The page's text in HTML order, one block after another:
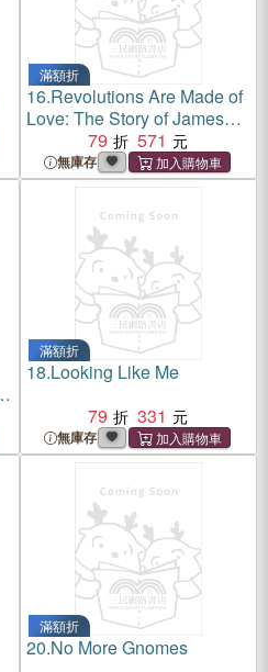
滿額折
16.Revolutions Are Made of
Love: The Story of James
Boggs and Grace Lee
Boggs
79 571
無庫存
滿額折
18.Looking Like Me
79
331
無庫存
滿額折
20.No More Gnomes